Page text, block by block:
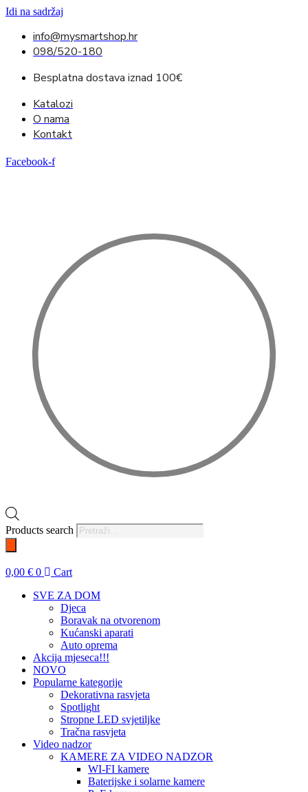
Idi na sadržaj
info@mysmartshop.hr
098/520-180
Besplatna dostava iznad 100€
Katalozi
O nama
Kontakt
Facebook-f
Products search
0,00 € 0
Cart
SVE ZA DOM
Djeca
Boravak na otvorenom
Kućanski aparati
Auto oprema
Akcija mjeseca!!!
NOVO
Popularne kategorije
Dekorativna rasvjeta
Spotlight
Stropne LED svjetiljke
Tračna rasvjeta
Video nadzor
KAMERE ZA VIDEO NADZOR
WI-FI kamere
Baterijske i solarne kamere